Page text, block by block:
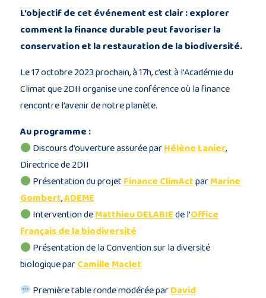
Contact
L’objectif de cet événement est clair : explorer
comment la finance durable peut favoriser la
conservation et la restauration de la biodiversité.
Le 17 octobre 2023 prochain, à 17h, c’est à l’Académie du
Climat que 2DII organise une conférence où la finance
rencontre l’avenir de notre planète.
Au programme :
Discours d’ouverture assurée parHélène Lanier,
Directrice de 2DII
Présentation du projet Finance ClimActparMarine
Gombert,ADEME
Intervention deMatthieu DELABIEde l’Office
français de la biodiversité
Présentation de la Convention sur la diversité
biologique parCamille Maclet
Première table ronde modérée parDavid